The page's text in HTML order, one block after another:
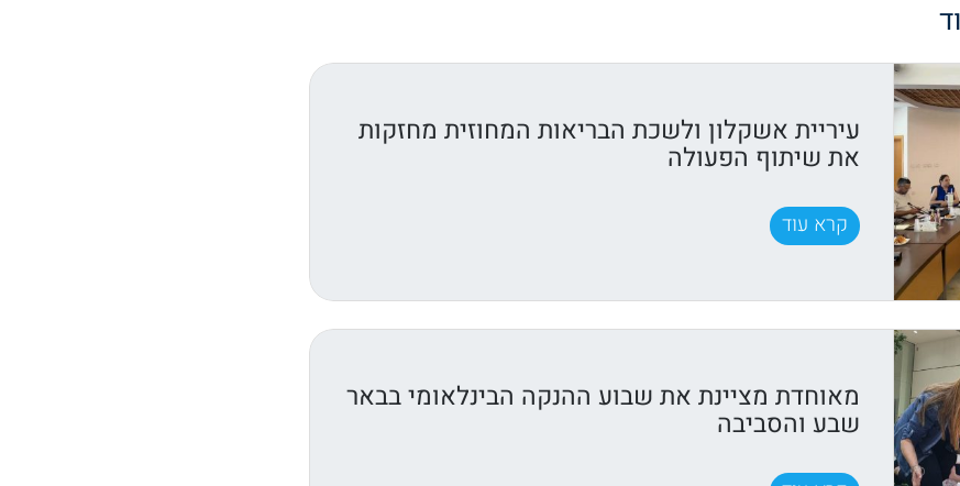
עיריית אשקלון ולשכת הבריאות המחוזית מחזקות
את שיתוף הפעולה
קרא עוד
מאוחדת מציינת את שבוע ההנקה הבינלאומי בבאר
שבע והסביבה